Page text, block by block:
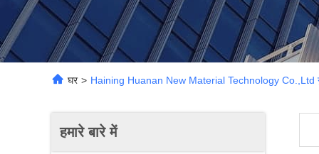
घर > Haining Huanan New Material Technology Co.,Ltd
हमारे बारे में